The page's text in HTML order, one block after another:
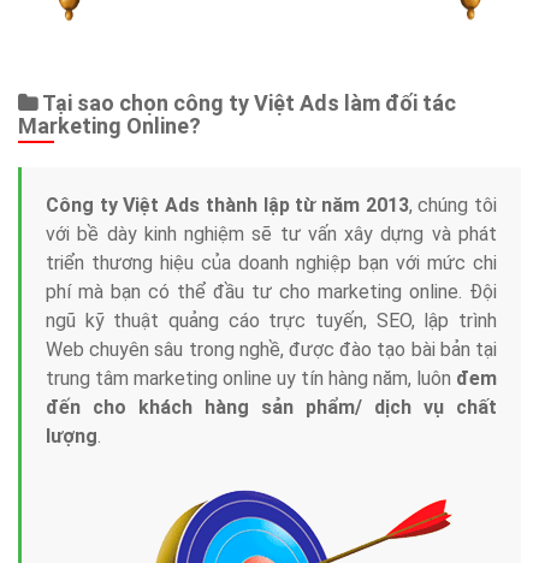
Tại sao chọn công ty Việt Ads làm đối tác
Marketing Online?
Công ty Việt Ads thành lập từ năm 2013, chúng tôi
với bề dày kinh nghiệm sẽ tư vấn xây dựng và phát
triển thương hiệu của doanh nghiệp bạn với mức chi
phí mà bạn có thể đầu tư cho marketing online. Đội
ngũ kỹ thuật quảng cáo trực tuyến, SEO, lập trình
Web chuyên sâu trong nghề, được đào tạo bài bản tại
trung tâm marketing online uy tín hàng năm, luôn đem
đến cho khách hàng sản phẩm/ dịch vụ chất
lượng.